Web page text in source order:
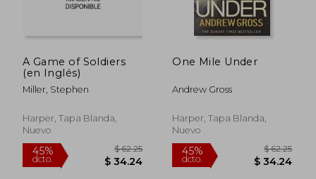
A Game of Soldiers
(en Inglés)
Miller, Stephen
Harper, Tapa Blanda,
Nuevo
One Mile Under
Andrew Gross
Harper, Tapa Blanda,
Nuevo